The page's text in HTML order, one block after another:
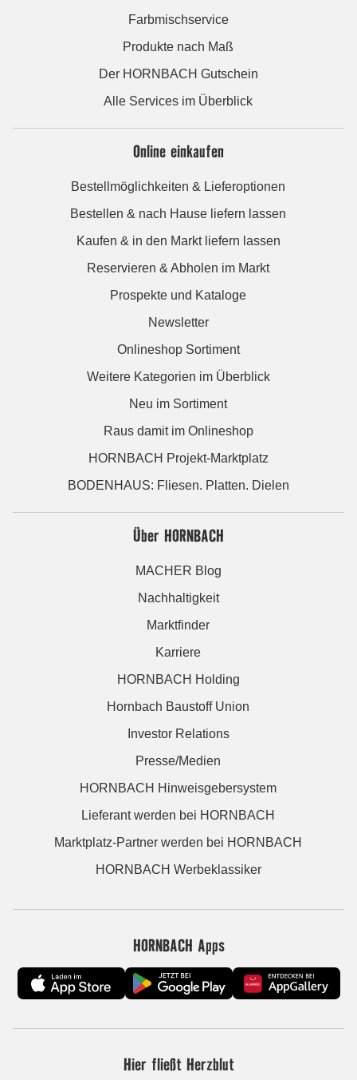
Farbmischservice
Produkte nach Maß
Der HORNBACH Gutschein
Alle Services im Überblick
Online einkaufen
Bestellmöglichkeiten & Lieferoptionen
Bestellen & nach Hause liefern lassen
Kaufen & in den Markt liefern lassen
Reservieren & Abholen im Markt
Prospekte und Kataloge
Newsletter
Onlineshop Sortiment
Weitere Kategorien im Überblick
Neu im Sortiment
Raus damit im Onlineshop
HORNBACH Projekt-Marktplatz
BODENHAUS: Fliesen. Platten. Dielen
Über HORNBACH
MACHER Blog
Nachhaltigkeit
Marktfinder
Karriere
HORNBACH Holding
Hornbach Baustoff Union
Investor Relations
Presse/Medien
HORNBACH Hinweisgebersystem
Lieferant werden bei HORNBACH
Marktplatz-Partner werden bei HORNBACH
HORNBACH Werbeklassiker
HORNBACH Apps
Hier fließt Herzblut